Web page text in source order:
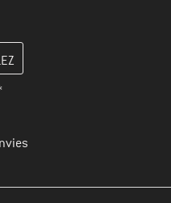
votre compte client à la